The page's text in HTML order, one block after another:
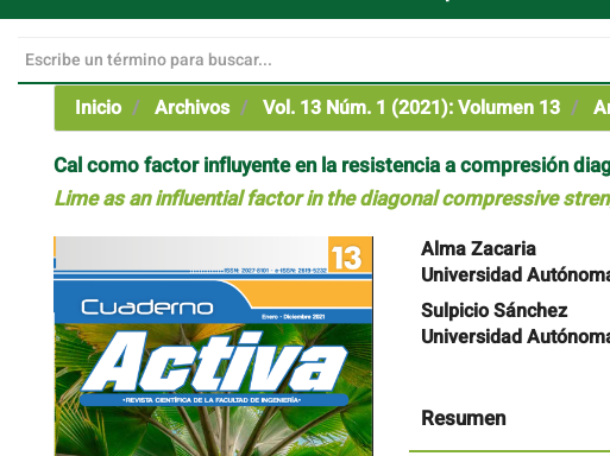
Inicio
Archivos Vol. 13 Núm. 1 (2021): Volumen 13
Cal como factor influyente en la resistencia a compresión
Lime as an influential factor in the diagonal compressive
Barra
lateral
del
artículo
Contenido
principal
del
artículo
Alma Zacaria
Universidad
Sulpicio Sánchez
Universidad
Resumen